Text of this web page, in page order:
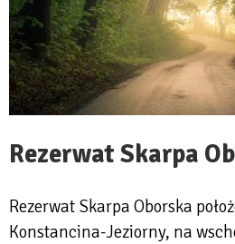
Rezerwat Skarpa
Rezerwat Skarpa Oborska
Konstancina-Jeziorny, na